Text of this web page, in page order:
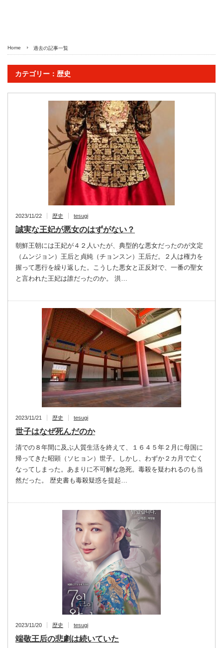
Home 過去の記事一覧
カテゴリー：歴史
2023/11/22 歴史 tesugi
誠実な王妃が悪女のはずがない？
朝鮮王朝には王妃が４２人いたが、典型的な悪女だったのが文定
（ムンジョン）王后と貞純（チョンスン）王后だ。２人は権力を
握って悪行を繰り返した。こうした悪女と正反対で、一番の聖女
と言われた王妃は誰だったのか。 洪…
2023/11/21 歴史 tesugi
世子はなぜ死んだのか
清での８年間に及ぶ人質生活を終えて、１６４５年２月に母国に
帰ってきた昭顕（ソヒョン）世子。しかし、わずか２カ月で亡く
なってしまった。あまりに不可解な急死。毒殺を疑われるのも当
然だった。 歴史書も毒殺疑惑を提起…
2023/11/20 歴史 tesugi
端敬王后の悲劇は続いていた